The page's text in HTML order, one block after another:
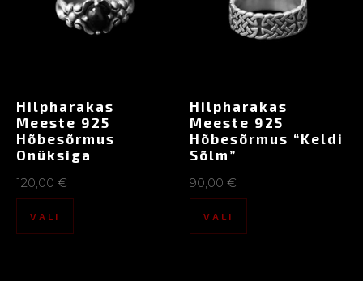
Hilpharakas
Meeste 925
Hõbesõrmus
Onüksiga
120,00 €
VALI
Hilpharakas
Meeste 925
Hõbesõrmus “Keldi
Sõlm”
90,00 €
VALI